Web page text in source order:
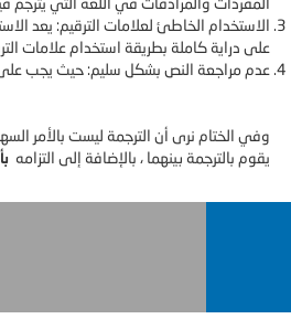
الاستخدام الخاطئ لعلامات الترقيم: يعد
على دراية كاملة بطريقة استخدام علامات
عدم مراجعة النص بشكل سليم: حيث يجب على
وفي الختام نرى أن الترجمة ليست بالأمر
يقوم بالترجمة بينهما ، بالإضافة إلى التزامه